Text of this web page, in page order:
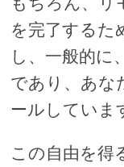
を完了するた
し、一般的に
であり、あな
ールしていま
この自由を得